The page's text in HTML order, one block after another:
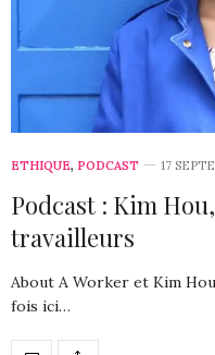
ETHIQUE, PODCAST 17
Podcast : Kim
travailleurs
About A Worker et Kim
fois ici…